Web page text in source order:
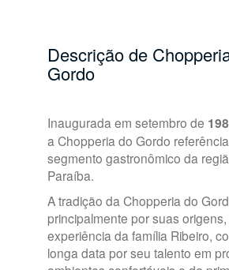
Descrição de
Gordo
Inaugurada em setembro de
a Chopperia do Gordo
segmento gastronômico da
Paraíba.
A tradição da Chopperia do
principalmente por suas
experiência da família Ribeiro,
longa data por seu talento em